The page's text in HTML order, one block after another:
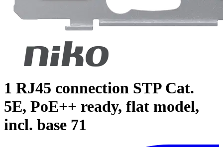
1 RJ45 connection STP Cat.
5E, PoE++ ready, flat model,
incl. base 71